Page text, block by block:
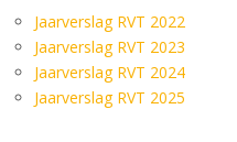
Jaarverslag RVT 2022
Jaarverslag RVT 2023
Jaarverslag RVT 2024
Jaarverslag RVT 2025